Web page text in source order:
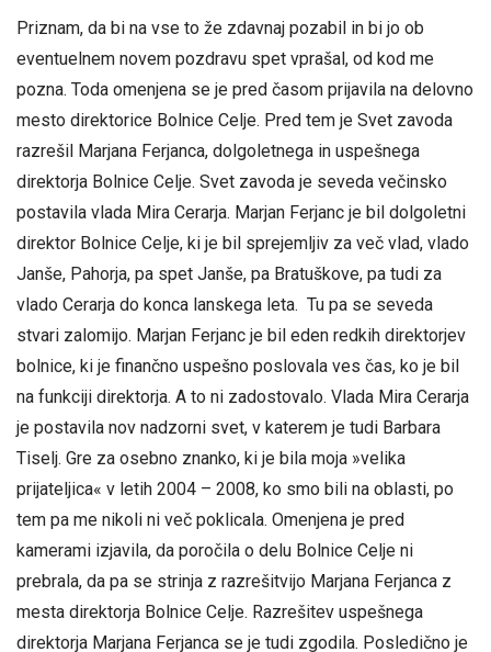
Priznam, da bi na vse to že zdavnaj pozabil in bi jo ob
eventuelnem novem pozdravu spet vprašal, od kod me
pozna. Toda omenjena se je pred časom prijavila na delovno
mesto direktorice Bolnice Celje. Pred tem je Svet zavoda
razrešil Marjana Ferjanca, dolgoletnega in uspešnega
direktorja Bolnice Celje. Svet zavoda je seveda večinsko
postavila vlada Mira Cerarja. Marjan Ferjanc je bil dolgoletni
direktor Bolnice Celje, ki je bil sprejemljiv za več vlad, vlado
Janše, Pahorja, pa spet Janše, pa Bratuškove, pa tudi za
vlado Cerarja do konca lanskega leta. Tu pa se seveda
stvari zalomijo. Marjan Ferjanc je bil eden redkih direktorjev
bolnice, ki je finančno uspešno poslovala ves čas, ko je bil
na funkciji direktorja. A to ni zadostovalo. Vlada Mira Cerarja
je postavila nov nadzorni svet, v katerem je tudi Barbara
Tiselj. Gre za osebno znanko, ki je bila moja »velika
prijateljica« v letih 2004 – 2008, ko smo bili na oblasti, po
tem pa me nikoli ni več poklicala. Omenjena je pred
kamerami izjavila, da poročila o delu Bolnice Celje ni
prebrala, da pa se strinja z razrešitvijo Marjana Ferjanca z
mesta direktorja Bolnice Celje. Razrešitev uspešnega
direktorja Marjana Ferjanca se je tudi zgodila. Posledično je